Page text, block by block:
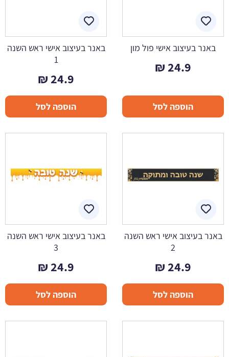
באנר בעיצוב אישי פול מון
24.9
₪
הוספה לסל
באנר בעיצוב אישי ראש השנה
1
24.9
₪
הוספה לסל
באנר בעיצוב אישי ראש השנה
2
24.9
₪
הוספה לסל
באנר בעיצוב אישי ראש השנה
3
24.9
₪
הוספה לסל